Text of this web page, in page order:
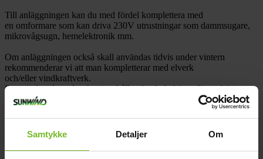
Samtykke Detaljer Om
Till anläggningen kan du med fördel komplettera med
en omformare som kan driva 230V utrustningar som dammsugare,
mikrovågsugn, hemelektronik mm.
Om anläggningen också skall användas tidvis under vintern
rekommenderar vi att man kompletterar med elverk
och/eller vindkraftverk.
Sunwinds solpanelspaket innehåller det du behöver för att börja
nyttja solenergi i stugan. Paketen innehåller batteri, solpanel,
regulator och ett startpaket med kablar och kopplingsmaterial som
12V vägguttag, stickproppar m.m.